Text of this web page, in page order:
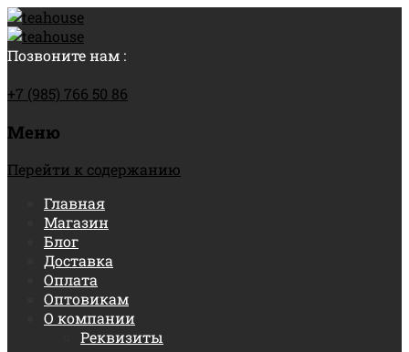
Позвоните нам :
+7 (985) 766 50 86
Меню
Перейти к содержанию
Главная
Магазин
Блог
Доставка
Оплата
Оптовикам
О компании
Реквизиты